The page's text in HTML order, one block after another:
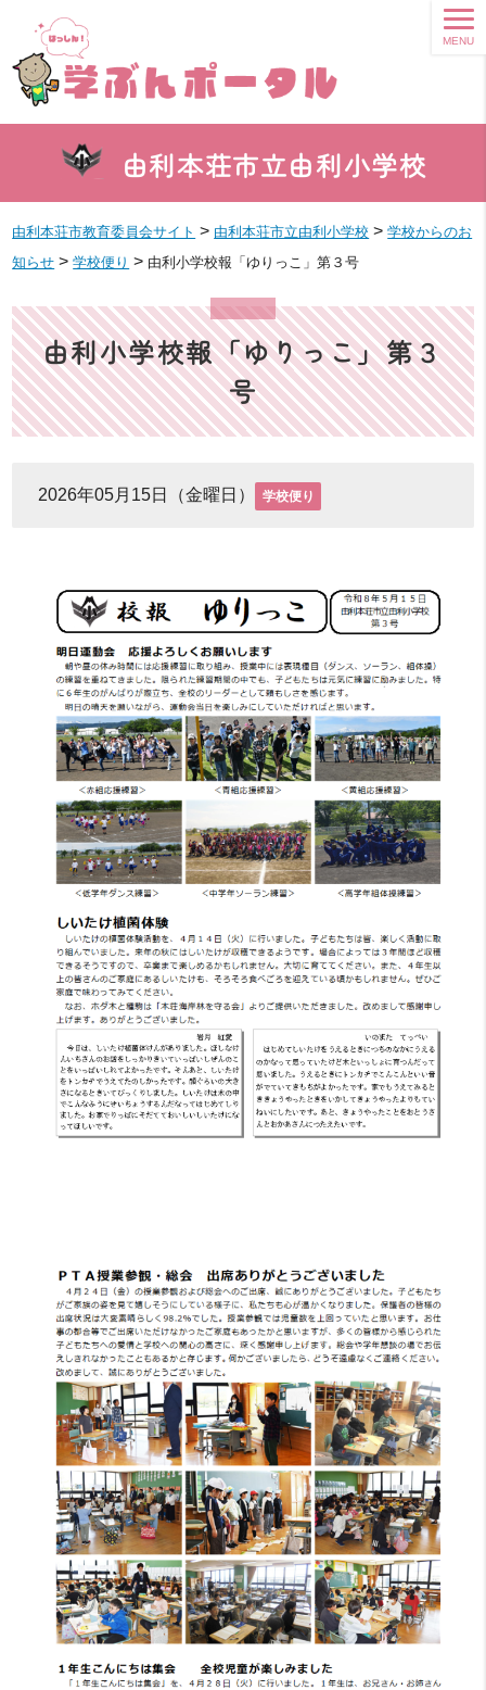
由利本荘市立由利小学校
MENU
由利本荘市教育委員会サイト > 由利本荘市立由利小学校 >学校からのお
知らせ >学校便り > 由利小学校報「ゆりっこ」第３号
由利小学校報「ゆりっこ」第３
号
2026年05月15日（金曜日） 学校便り